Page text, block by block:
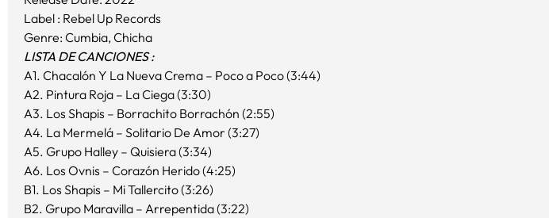
Label : Rebel Up Records
Genre: Cumbia, Chicha
LISTA DE CANCIONES :
A1. Chacalón Y La Nueva Crema – Poco a Poco(3:44)
A2. Pintura Roja – La Ciega (3:30)
A3. Los Shapis – Borrachito Borrachón (2:55)
A4. La Mermelá – Solitario De Amor (3:27)
A5. Grupo Halley – Quisiera (3:34)
A6. Los Ovnis – Corazón Herido (4:25)
B1. Los Shapis – Mi Tallercito (3:26)
B2. Grupo Maravilla – Arrepentida (3:22)